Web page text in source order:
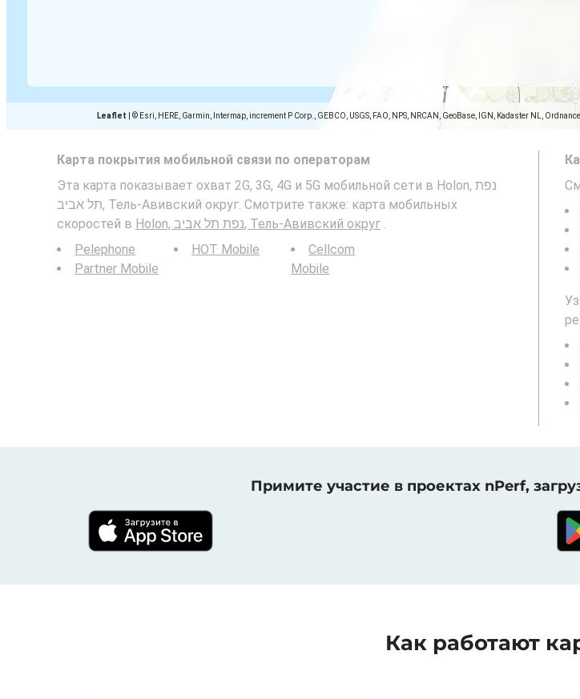
Leaflet © Esri, HERE, Garmin, Intermap, increment P Corp., GEBCO, USGS, FAO, NPS, NRCAN, GeoBase, IGN, Kadaster NL,
Карта покрытия мобильной связи по операторам
Эта карта показывает охват 2G, 3G, 4G и 5G мобильной сети в Holon, נפת
תל אביב, Тель-Авивский округ. Смотрите также: карта мобильных
скоростей в
Holon, נפת תל אביב, Тель-Авивский округ .
Pelephone
Partner Mobile
HOT Mobile
Cellcom
Mobile
Примите участие в проектах nPerf,
Как работают